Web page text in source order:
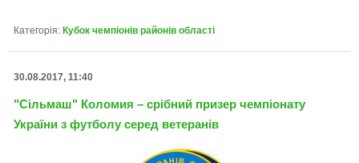
Категорія: Кубок чемпіонів районів області
30.08.2017, 11:40
"Сільмаш" Коломия – срібний призер чемпіонату
України з футболу серед ветеранів